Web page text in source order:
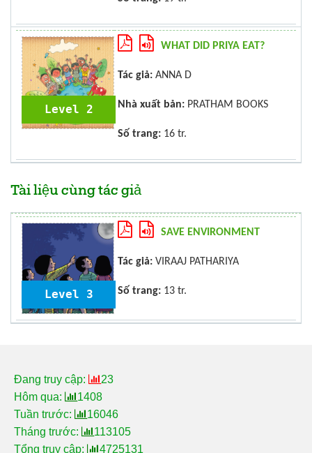
Level 2
WHAT DID PRIYA EAT?
Tác giả: ANNA D
Nhà xuất bản: PRATHAM BOOKS
Số trang: 16 tr.
Tài liệu cùng tác giả
Level 3
SAVE ENVIRONMENT
Tác giả: VIRAAJ PATHARIYA
Số trang: 13 tr.
Đang truy cập:
23
Hôm qua:
1408
Tuần trước:
16046
Tháng trước:
113105
Tổng truy cập:
4725131